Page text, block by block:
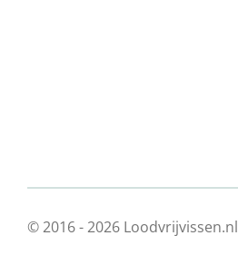
© 2016 - 2026 Loodvrijvissen.nl